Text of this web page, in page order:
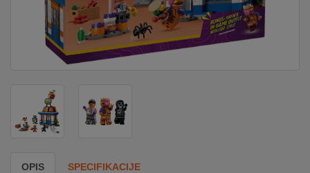
ENERGIJA
KLIMATIZACIJA
OPIS SPECIFIKACIJE